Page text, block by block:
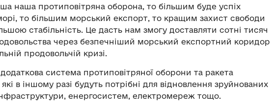
наша протиповітряна оборона, то більшим буде успіх
то більшим морський експорт, то кращим захист свободи
стабільність. Це дасть нам змогу доставляти сотні тисяч
через безпечніший морський експортний коридор
продовольчій кризі.
система протиповітряної оборони та ракета
в іншому разі будуть потрібні для відновлення зруйнованих
інфраструктури, енергосистем, електромереж тощо.